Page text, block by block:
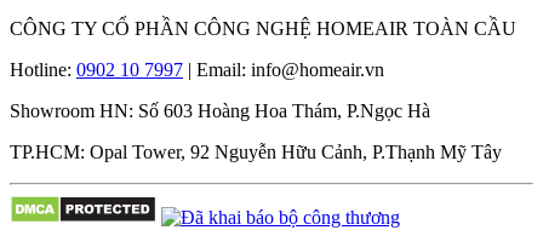
CÔNG TY CỔ PHẦN CÔNG NGHỆ HOMEAIR TOÀN CẦU
Hotline: 0902 10 7997 | Email: info@homeair.vn
Showroom HN: Số 603 Hoàng Hoa Thám, P.Ngọc Hà
TP.HCM: Opal Tower, 92 Nguyễn Hữu Cảnh, P.Thạnh Mỹ Tây